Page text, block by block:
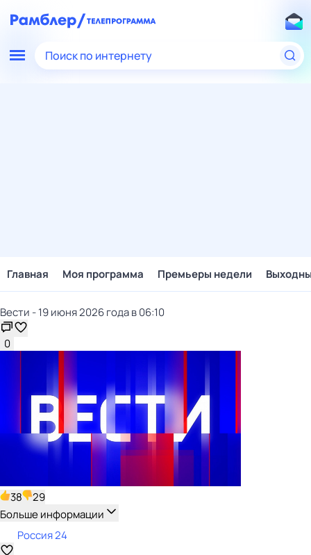
Поиск по интернету
Главная Моя программа Премьеры недели
Вести - 19 июня 2026 года в 06:10
0
38
29
Больше информации
Россия 24